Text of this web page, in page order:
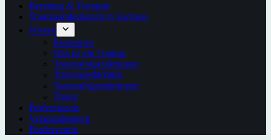
Beratung & Therapie
Traumaambulanzen in Sachsen
Wissen
Resourcen
Was ist ein Trauma
Traumafolgestörungen
Traumagedächtnis
Traumafolgestörungen
Trauer
Professionals
Veranstaltungen
Förderverein